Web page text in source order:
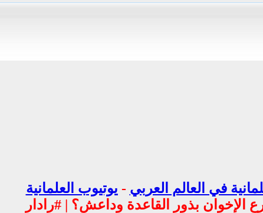
في العالم العربي - يوتيوب العلمانية
الإخوان بذور القاعدة وداعش؟ | #رادار